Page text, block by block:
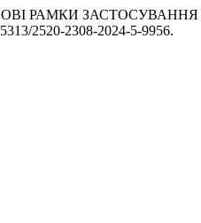
РАМКИ
2520-2308-2024-5-9956.